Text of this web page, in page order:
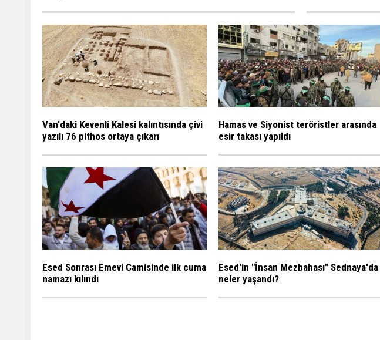
Van'daki Kevenli Kalesi kalıntısında çivi
yazılı 76 pithos ortaya çıkarı
Hamas ve Siyonist teröristler arasında
esir takası yapıldı
Esed Sonrası Emevi Camisinde ilk cuma
namazı kılındı
Esed'in "İnsan Mezbahası" Sednaya'da
neler yaşandı?